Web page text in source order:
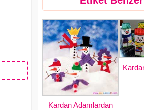
Kardan Adamlardan